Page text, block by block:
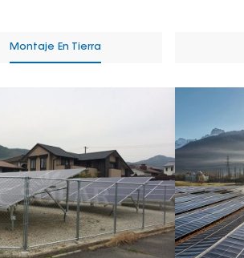
Montaje En Tierra